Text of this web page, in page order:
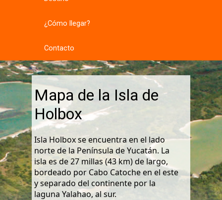
¿Cómo llegar?
Contacto
Mapa de la Isla de
Holbox
Isla Holbox se encuentra en el lado
norte de la Península de Yucatán. La
isla es de 27 millas (43 km) de largo,
bordeado por Cabo Catoche en el este
y separado del continente por la
laguna Yalahao, al sur.